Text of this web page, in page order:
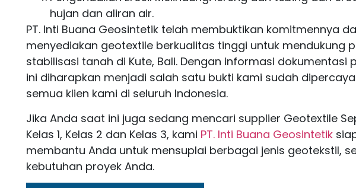
hujan dan aliran air.
PT. Inti Buana Geosintetik telah membuktikan komitmennya
menyediakan geotextile berkualitas tinggi untuk mendukung
stabilisasi tanah di Kute, Bali. Dengan informasi dokumentasi
ini diharapkan menjadi salah satu bukti kami sudah
semua klien kami di seluruh Indonesia.
Jika Anda saat ini juga sedang mencari supplier Geotextile
Kelas 1, Kelas 2 dan Kelas 3, kami PT. Inti Buana Geosintetik
membantu Anda untuk mensuplai berbagai jenis geotekstil,
kebutuhan proyek Anda.